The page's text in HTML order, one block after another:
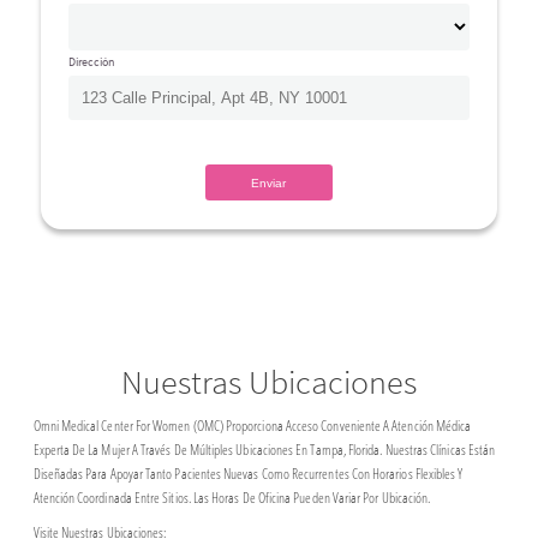
Dirección
Nuestras Ubicaciones
Omni Medical Center For Women (OMC) Proporciona Acceso Conveniente A Atención Médica
Experta De La Mujer A Través De Múltiples Ubicaciones En Tampa, Florida. Nuestras Clínicas Están
Diseñadas Para Apoyar Tanto Pacientes Nuevas Como Recurrentes Con Horarios Flexibles Y
Atención Coordinada Entre Sitios. Las Horas De Oficina Pueden Variar Por Ubicación.
Visite Nuestras Ubicaciones: